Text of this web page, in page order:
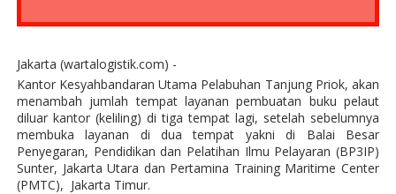
Jakarta (wartalogistik.com) -
Kantor Kesyahbandaran Utama Pelabuhan Tanjung Priok, akan
menambah jumlah tempat layanan pembuatan buku pelaut
diluar kantor (keliling) di tiga tempat lagi, setelah sebelumnya
membuka layanan di dua tempat yakni di Balai Besar
Penyegaran, Pendidikan dan Pelatihan Ilmu Pelayaran (BP3IP)
Sunter, Jakarta Utara dan Pertamina Training Maritime Center
(PMTC), Jakarta Timur.